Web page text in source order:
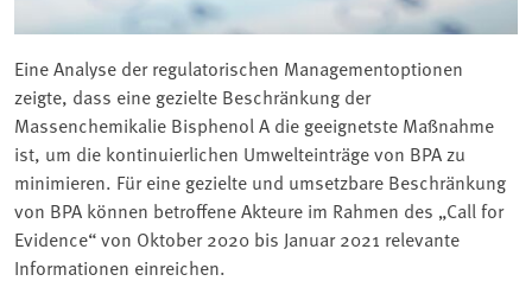
Eine Analyse der regulatorischen Managementoptionen
zeigte, dass eine gezielte Beschränkung der
Massenchemikalie Bisphenol A die geeignetste Maßnahme
ist, um die kontinuierlichen Umwelteinträge von BPA zu
minimieren. Für eine gezielte und umsetzbare Beschränkung
von BPA können betroffene Akteure im Rahmen des „Call for
Evidence“ von Oktober 2020 bis Januar 2021 relevante
Informationen einreichen.